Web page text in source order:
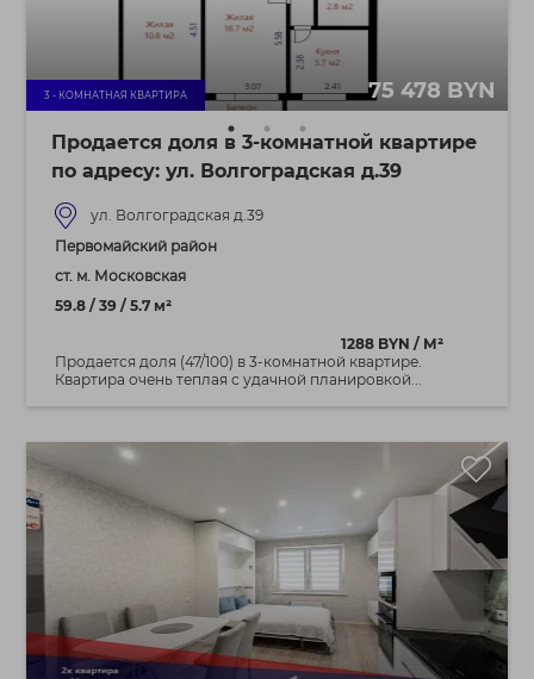
3 - КОМНАТНАЯ КВАРТИРА 75 478 BYN
Продается доля в 3-комнатной квартире
по адресу: ул. Волгоградская д.39
ул. Волгоградская д.39
Первомайский район
ст. м. Московская
59.8 / 39 / 5.7 м²
1288 BYN / М²
Продается доля (47/100) в 3-комнатной квартире.
Квартира очень теплая с удачной планировкой...